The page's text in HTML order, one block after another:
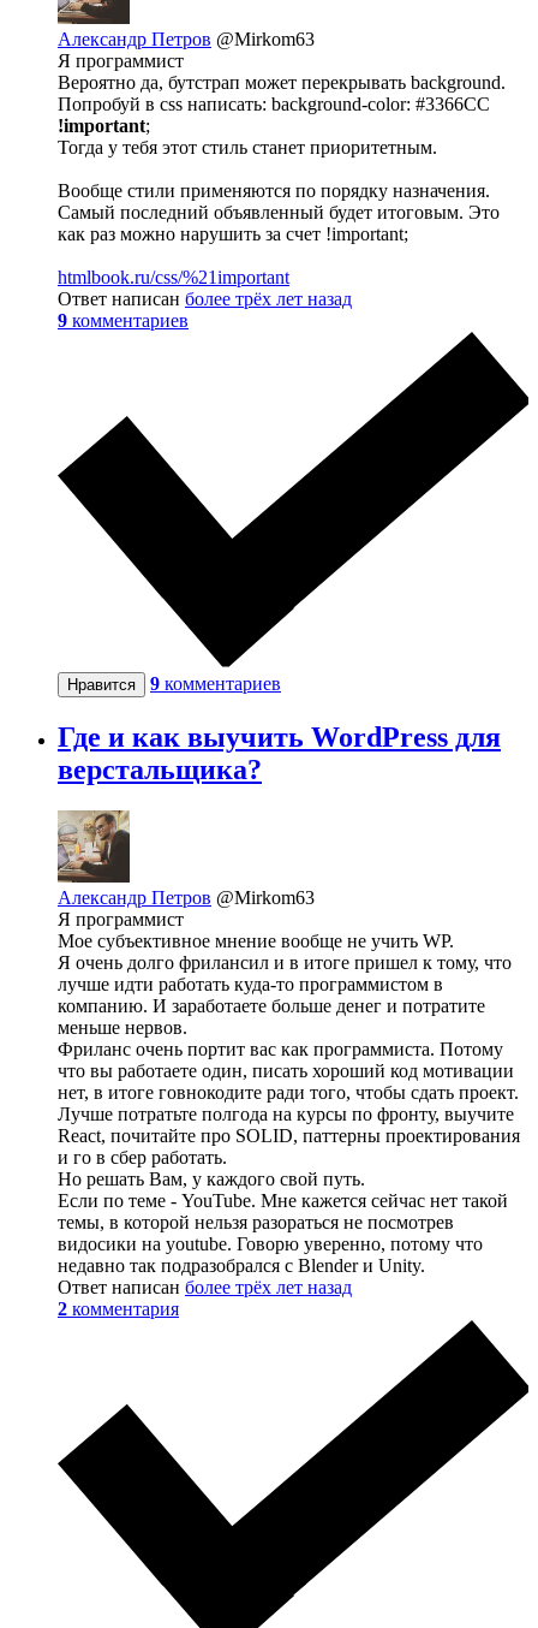
Александр Петров @Mirkom63
Я программист
Вероятно да, бутстрап может перекрывать background.
Попробуй в css написать: background-color: #3366CC
!important;
Тогда у тебя этот стиль станет приоритетным.
Вообще стили применяются по порядку назначения.
Самый последний объявленный будет итоговым. Это
как раз можно нарушить за счет !important;
htmlbook.ru/css/%21important
Ответ написан более трёх лет назад
9 комментариев
Нравится 9 комментариев
Где и как выучить WordPress для
верстальщика?
Александр Петров @Mirkom63
Я программист
Мое субъективное мнение вообще не учить WP.
Я очень долго фрилансил и в итоге пришел к тому, что
лучше идти работать куда-то программистом в
компанию. И заработаете больше денег и потратите
меньше нервов.
Фриланс очень портит вас как программиста. Потому
что вы работаете один, писать хороший код мотивации
нет, в итоге говнокодите ради того, чтобы сдать проект.
Лучше потратьте полгода на курсы по фронту, выучите
React, почитайте про SOLID, паттерны проектирования
и го в сбер работать.
Но решать Вам, у каждого свой путь.
Если по теме - YouTube. Мне кажется сейчас нет такой
темы, в которой нельзя разораться не посмотрев
видосики на youtube. Говорю уверенно, потому что
недавно так подразобрался с Blender и Unity.
Ответ написан более трёх лет назад
2 комментария